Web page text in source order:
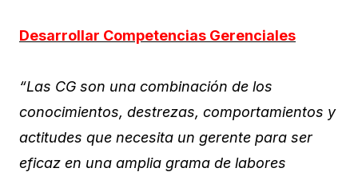
Desarrollar Competencias Gerenciales
“Las CG son una combinación de los
conocimientos, destrezas, comportamientos y
actitudes que necesita un gerente para ser
eficaz en una amplia grama de labores